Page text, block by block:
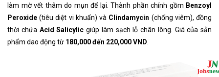
làm mờ vết thâm do mụn để lại. Thành phần chính gồm Benzoyl
Peroxide (tiêu diệt vi khuẩn) và Clindamycin (chống viêm), đồng
thời chứa Acid Salicylic giúp làm sạch lỗ chân lông. Giá của sản
phẩm dao động từ 180,000 đến 220,000 VND.